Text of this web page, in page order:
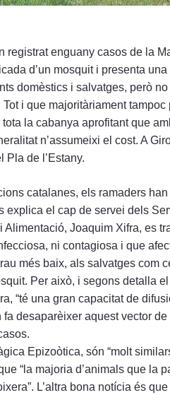
registrat enguany casos de la
d’un mosquit i presenta
domèstics i salvatges, però
i que majoritàriament tampoc
la cabanya aprofitant que
n’assumeixi el cost. A
Pla de l’Estany.
catalanes, els ramaders
el cap de servei dels
Joaquim Xifra, es
ni contagiosa i que
més baix, als salvatges com
Per això, i segons detalla
“té una gran capacitat de
desaparèixer aquest vector de
Epizoòtica, són “molt
“la majoria d’animals que la
L’altra bona notícia és